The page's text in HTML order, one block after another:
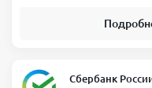
Сбербанк